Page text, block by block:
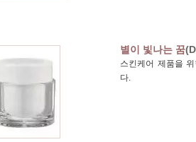
별이 빛나는 꿈
스킨케어 제품을
다.